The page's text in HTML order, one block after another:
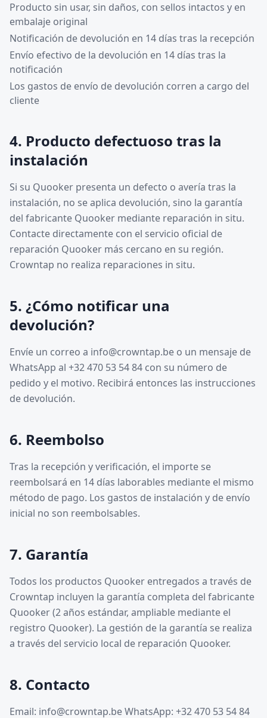
Producto sin usar, sin daños, con sellos intactos y en
embalaje original
Notificación de devolución en 14 días tras la recepción
Envío efectivo de la devolución en 14 días tras la
notificación
Los gastos de envío de devolución corren a cargo del
cliente
4. Producto defectuoso tras la
instalación
Si su Quooker presenta un defecto o avería tras la
instalación, no se aplica devolución, sino la garantía
del fabricante Quooker mediante reparación in situ.
Contacte directamente con el servicio oficial de
reparación Quooker más cercano en su región.
Crowntap no realiza reparaciones in situ.
5. ¿Cómo notificar una
devolución?
Envíe un correo a info@crowntap.be o un mensaje de
WhatsApp al +32 470 53 54 84 con su número de
pedido y el motivo. Recibirá entonces las instrucciones
de devolución.
6. Reembolso
Tras la recepción y verificación, el importe se
reembolsará en 14 días laborables mediante el mismo
método de pago. Los gastos de instalación y de envío
inicial no son reembolsables.
7. Garantía
Todos los productos Quooker entregados a través de
Crowntap incluyen la garantía completa del fabricante
Quooker (2 años estándar, ampliable mediante el
registro Quooker). La gestión de la garantía se realiza
a través del servicio local de reparación Quooker.
8. Contacto
Email: info@crowntap.be WhatsApp: +32 470 53 54 84